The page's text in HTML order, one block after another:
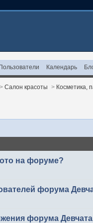
Календарь
> Салон красоты > Косметика,
на форуме?
форума
форума